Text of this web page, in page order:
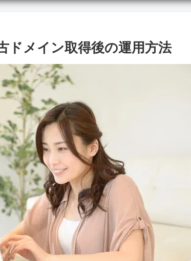
ドメイン取得後の運用方法